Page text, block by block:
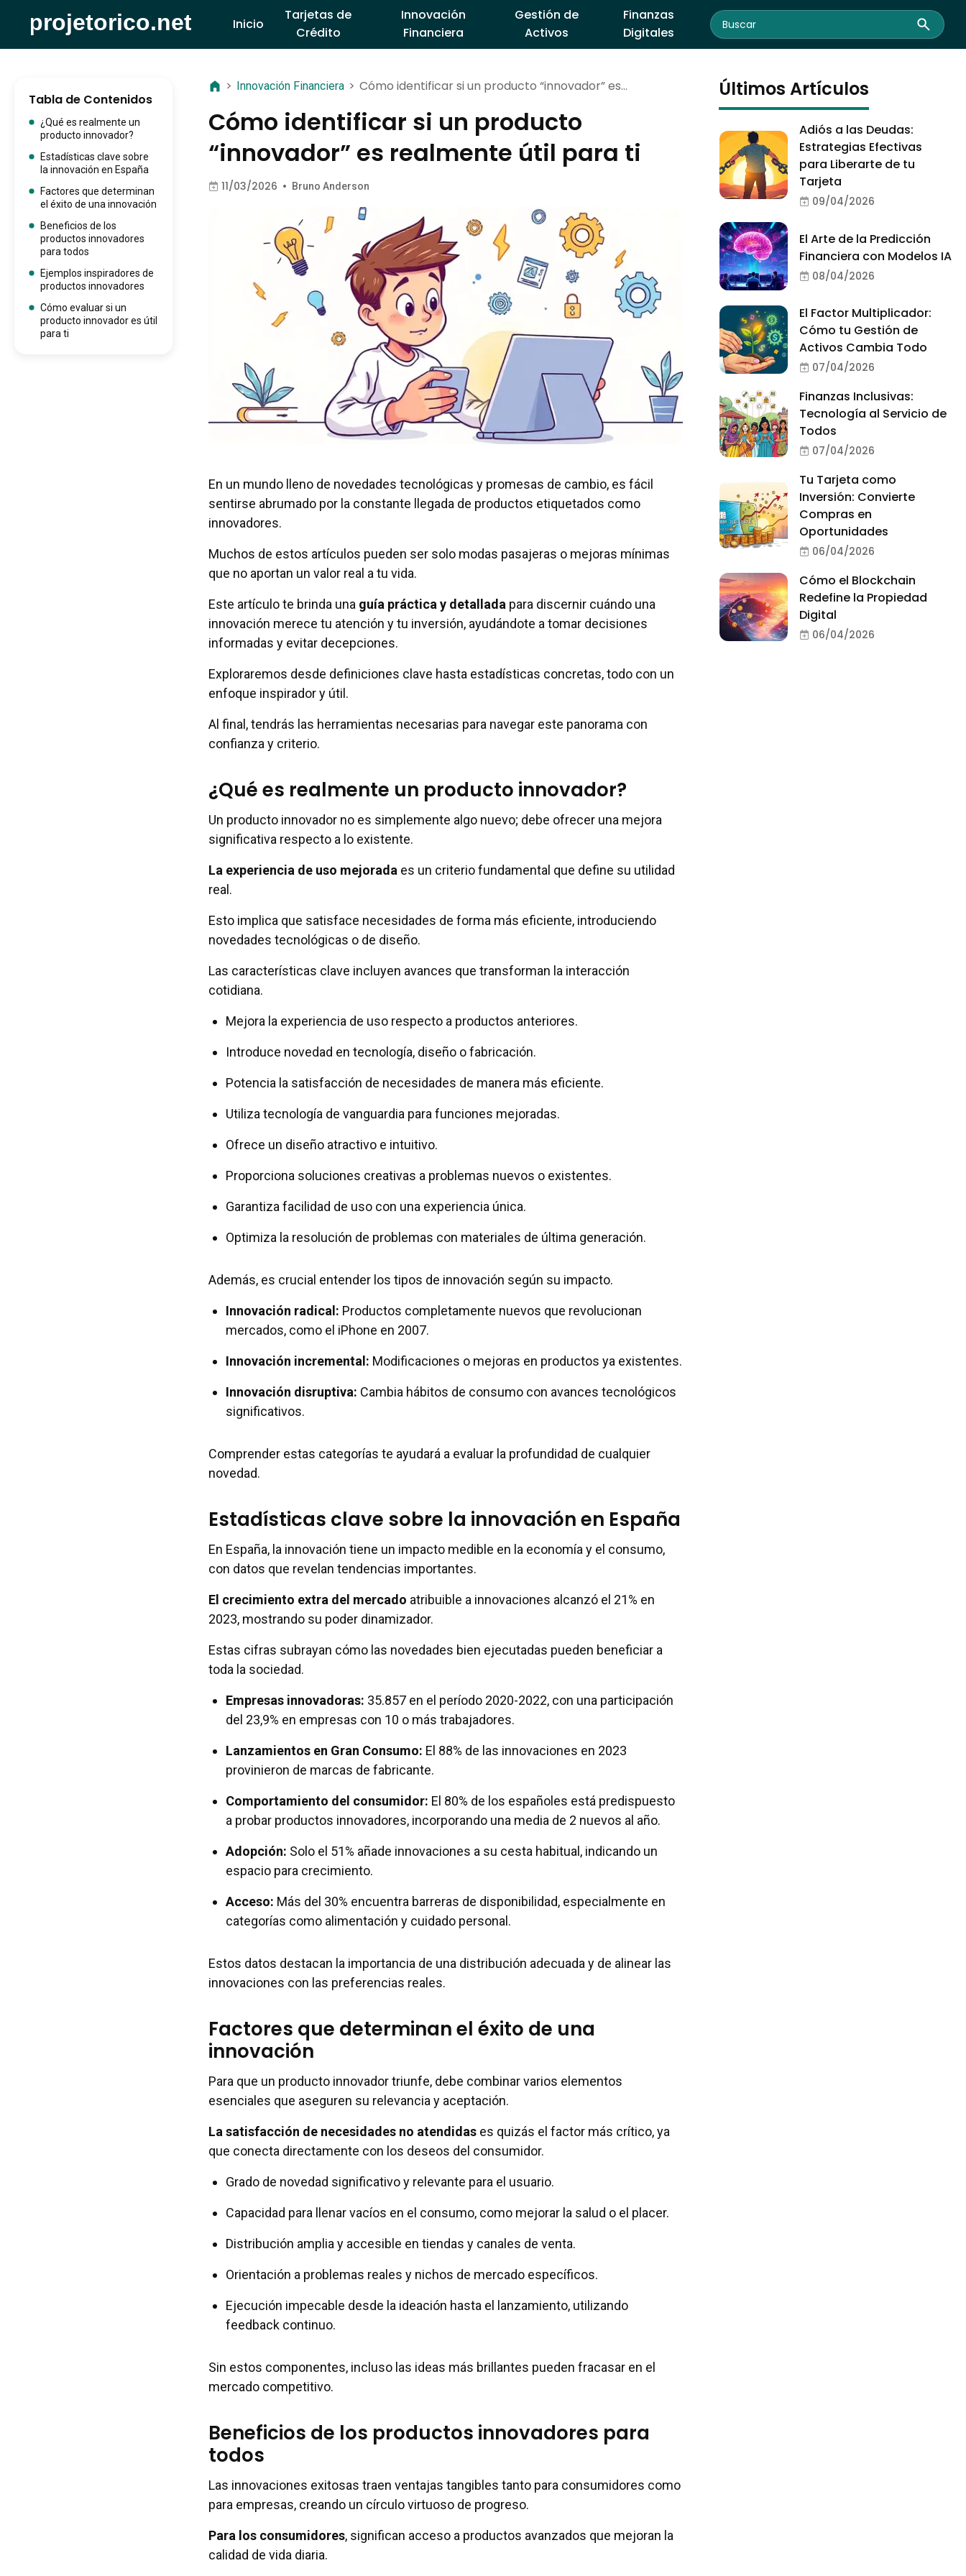
Inicio
Tarjetas de
Crédito
Innovación
Financiera
Gestión de
Activos
Finanzas
Digitales
Tabla de Contenidos
¿Qué es realmente un
producto innovador?
Estadísticas clave sobre
la innovación en España
Factores que determinan
el éxito de una innovación
Beneficios de los
productos innovadores
para todos
Ejemplos inspiradores de
productos innovadores
Cómo evaluar si un
producto innovador es útil
para ti
> Innovación Financiera > Cómo identificar si un producto “innovador” es
Cómo identificar si un producto
“innovador” es realmente útil para ti
11/03/2026 • Bruno Anderson
En un mundo lleno de novedades tecnológicas y promesas de cambio, es fácil
sentirse abrumado por la constante llegada de productos etiquetados como
innovadores.
Muchos de estos artículos pueden ser solo modas pasajeras o mejoras mínimas
que no aportan un valor real a tu vida.
Este artículo te brinda una guía práctica y detallada para discernir cuándo una
innovación merece tu atención y tu inversión, ayudándote a tomar decisiones
informadas y evitar decepciones.
Exploraremos desde definiciones clave hasta estadísticas concretas, todo con un
enfoque inspirador y útil.
Al final, tendrás las herramientas necesarias para navegar este panorama con
confianza y criterio.
¿Qué es realmente un producto innovador?
Un producto innovador no es simplemente algo nuevo; debe ofrecer una mejora
significativa respecto a lo existente.
La experiencia de uso mejorada es un criterio fundamental que define su utilidad
real.
Esto implica que satisface necesidades de forma más eficiente, introduciendo
novedades tecnológicas o de diseño.
Las características clave incluyen avances que transforman la interacción
cotidiana.
Mejora la experiencia de uso respecto a productos anteriores.
Introduce novedad en tecnología, diseño o fabricación.
Potencia la satisfacción de necesidades de manera más eficiente.
Utiliza tecnología de vanguardia para funciones mejoradas.
Ofrece un diseño atractivo e intuitivo.
Proporciona soluciones creativas a problemas nuevos o existentes.
Garantiza facilidad de uso con una experiencia única.
Optimiza la resolución de problemas con materiales de última generación.
Además, es crucial entender los tipos de innovación según su impacto.
Innovación radical: Productos completamente nuevos que revolucionan
mercados, como el iPhone en 2007.
Innovación incremental: Modificaciones o mejoras en productos ya existentes.
Innovación disruptiva: Cambia hábitos de consumo con avances tecnológicos
significativos.
Comprender estas categorías te ayudará a evaluar la profundidad de cualquier
novedad.
Estadísticas clave sobre la innovación en España
En España, la innovación tiene un impacto medible en la economía y el consumo,
con datos que revelan tendencias importantes.
El crecimiento extra del mercado atribuible a innovaciones alcanzó el 21% en
2023, mostrando su poder dinamizador.
Estas cifras subrayan cómo las novedades bien ejecutadas pueden beneficiar a
toda la sociedad.
Empresas innovadoras: 35.857 en el período 2020-2022, con una participación
del 23,9% en empresas con 10 o más trabajadores.
Lanzamientos en Gran Consumo: El 88% de las innovaciones en 2023
provinieron de marcas de fabricante.
Comportamiento del consumidor: El 80% de los españoles está predispuesto
a probar productos innovadores, incorporando una media de 2 nuevos al año.
Adopción: Solo el 51% añade innovaciones a su cesta habitual, indicando un
espacio para crecimiento.
Acceso: Más del 30% encuentra barreras de disponibilidad, especialmente en
categorías como alimentación y cuidado personal.
Estos datos destacan la importancia de una distribución adecuada y de alinear las
innovaciones con las preferencias reales.
Factores que determinan el éxito de una
innovación
Para que un producto innovador triunfe, debe combinar varios elementos
esenciales que aseguren su relevancia y aceptación.
La satisfacción de necesidades no atendidas es quizás el factor más crítico, ya
que conecta directamente con los deseos del consumidor.
Grado de novedad significativo y relevante para el usuario.
Capacidad para llenar vacíos en el consumo, como mejorar la salud o el placer.
Distribución amplia y accesible en tiendas y canales de venta.
Orientación a problemas reales y nichos de mercado específicos.
Ejecución impecable desde la ideación hasta el lanzamiento, utilizando
feedback continuo.
Sin estos componentes, incluso las ideas más brillantes pueden fracasar en el
mercado competitivo.
Beneficios de los productos innovadores para
todos
Las innovaciones exitosas traen ventajas tangibles tanto para consumidores como
para empresas, creando un círculo virtuoso de progreso.
Para los consumidores, significan acceso a productos avanzados que mejoran la
calidad de vida diaria.
Últimos Artículos
Adiós a las Deudas:
Estrategias Efectivas
para Liberarte de tu
Tarjeta
09/04/2026
El Arte de la Predicción
Financiera con Modelos IA
08/04/2026
El Factor Multiplicador:
Cómo tu Gestión de
Activos Cambia Todo
07/04/2026
Finanzas Inclusivas:
Tecnología al Servicio de
Todos
07/04/2026
Tu Tarjeta como
Inversión: Convierte
Compras en
Oportunidades
06/04/2026
Cómo el Blockchain
Redefine la Propiedad
Digital
06/04/2026